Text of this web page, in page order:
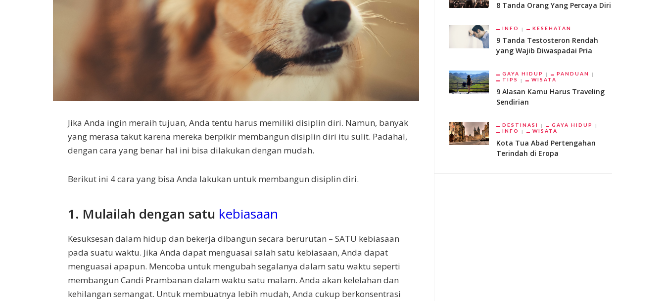
Jika Anda ingin meraih tujuan, Anda tentu harus memiliki disiplin diri. Namun, banyak
yang merasa takut karena mereka berpikir membangun disiplin diri itu sulit. Padahal,
dengan cara yang benar hal ini bisa dilakukan dengan mudah.
Berikut ini 4 cara yang bisa Anda lakukan untuk membangun disiplin diri.
1. Mulailah dengan satu kebiasaan
Kesuksesan dalam hidup dan bekerja dibangun secara berurutan – SATU kebiasaan
pada suatu waktu. Jika Anda dapat menguasai salah satu kebiasaan, Anda dapat
menguasai apapun. Mencoba untuk mengubah segalanya dalam satu waktu seperti
membangun Candi Prambanan dalam waktu satu malam. Anda akan kelelahan dan
kehilangan semangat. Untuk membuatnya lebih mudah, Anda cukup berkonsentrasi
8 Tanda Orang Yang Percaya Diri
INFO KESEHATAN
9 Tanda Testosteron Rendah
yang Wajib Diwaspadai Pria
GAYA HIDUP
PANDUAN
TIPS
WISATA
9 Alasan Kamu Harus Traveling
Sendirian
DESTINASI
GAYA HIDUP
INFO
WISATA
Kota Tua Abad Pertengahan
Terindah di Eropa